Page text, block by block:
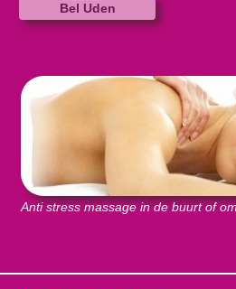
Bel Uden
Anti stress massage in de buurt of